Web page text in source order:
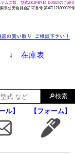
ムズ製、型式ZKJFBY14-DJGLYのご紹介
県公安委員会許可番号 第471121800039号
↓ 在庫表
ル】 【フォーム】